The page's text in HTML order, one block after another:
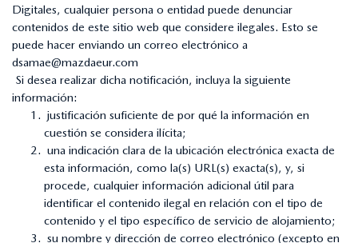
Digitales, cualquier persona o entidad puede denunciar
contenidos de este sitio web que considere ilegales. Esto se
puede hacer enviando un correo electrónico a
dsamae@mazdaeur.com
Si desea realizar dicha notificación, incluya la siguiente
información:
justificación suficiente de por qué la información en
cuestión se considera ilícita;
una indicación clara de la ubicación electrónica exacta de
esta información, como la(s) URL(s) exacta(s), y, si
procede, cualquier información adicional útil para
identificar el contenido ilegal en relación con el tipo de
contenido y el tipo específico de servicio de alojamiento;
su nombre y dirección de correo electrónico (excepto en